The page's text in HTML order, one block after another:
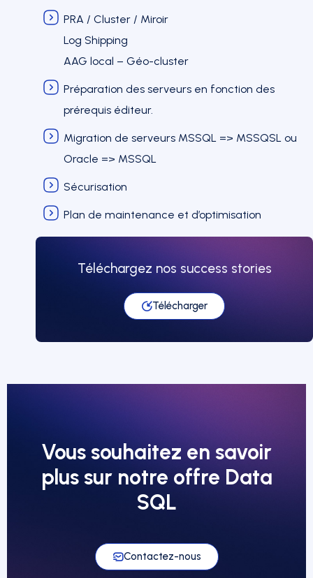
PRA / Cluster / Miroir
Log Shipping
AAG local – Géo-cluster
Préparation des serveurs en fonction des
prérequis éditeur.
Migration de serveurs MSSQL => MSSQSL ou
Oracle => MSSQL
Sécurisation
Plan de maintenance et d’optimisation
Téléchargez nos success stories
Télécharger
Vous souhaitez en savoir
plus sur notre offre Data
SQL
Contactez-nous